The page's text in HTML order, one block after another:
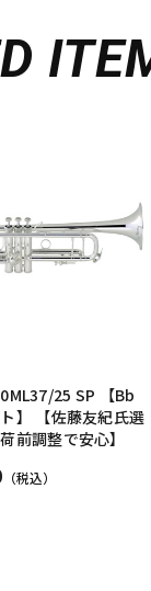
25 SP 【Bb
】 【佐藤友紀氏選
前調整で安心】
（税込）